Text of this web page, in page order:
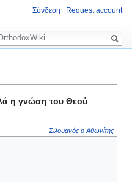
η γνώση του Θεού
Σιλουανός ο Αθωνίτης
Σύνδεση Request account